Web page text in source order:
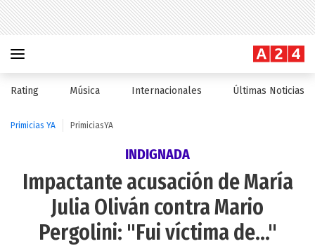
Rating Música Internacionales Últimas Noticias
Primicias YA PrimiciasYA
INDIGNADA
Impactante acusación de María
Julia Oliván contra Mario
Pergolini: "Fui víctima de..."